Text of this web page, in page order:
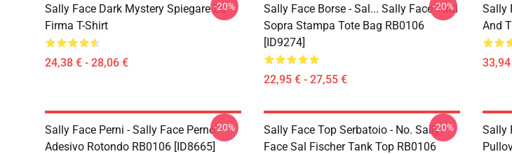
Sally Face Dark Mystery Spiegare La
Firma T-Shirt
24,38 € - 28,06 €
-20%
Sally Face Borse - Sal... Sally Face Tutti
Sopra Stampa Tote Bag RB0106
[ID9274]
22,95 € - 27,55 €
-20%
Sally
And
Sally Face Perni - Sally Face Perno
Adesivo Rotondo RB0106 [ID8665]
-20%
Sally Face Top Serbatoio - No. Sally
Face Sal Fischer Tank Top RB0106
-20%
Sally